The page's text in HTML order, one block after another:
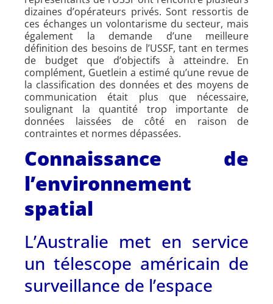
dizaines d’opérateurs privés. Sont ressortis de
ces échanges un volontarisme du secteur, mais
également la demande d’une meilleure
définition des besoins de l’USSF, tant en termes
de budget que d’objectifs à atteindre. En
complément, Guetlein a estimé qu’une revue de
la classification des données et des moyens de
communication était plus que nécessaire,
soulignant la quantité trop importante de
données laissées de côté en raison de
contraintes et normes dépassées.
Connaissance de
l’environnement
spatial
L’Australie met en service
un télescope américain de
surveillance de l’espace